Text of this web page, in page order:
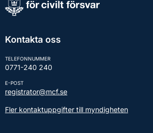
Kontakta oss
TELEFONNUMMER
0771-240 240
E-POST
registrator@mcf.se
Fler kontaktuppgifter till myndigheten